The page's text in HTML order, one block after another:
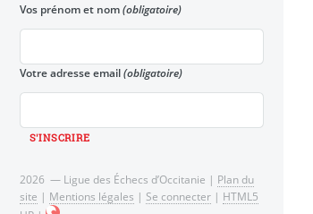
Vos prénom et nom(obligatoire)
Votre adresse email(obligatoire)
2026 — Ligue des Échecs d’Occitanie | Plan du
site | Mentions légales | Se connecter | HTML5